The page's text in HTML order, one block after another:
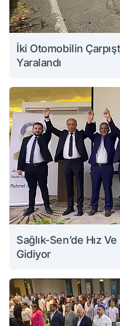
İki Otomobilin
Yaralandı
Sağlık-Sen’de Hız
Gidiyor